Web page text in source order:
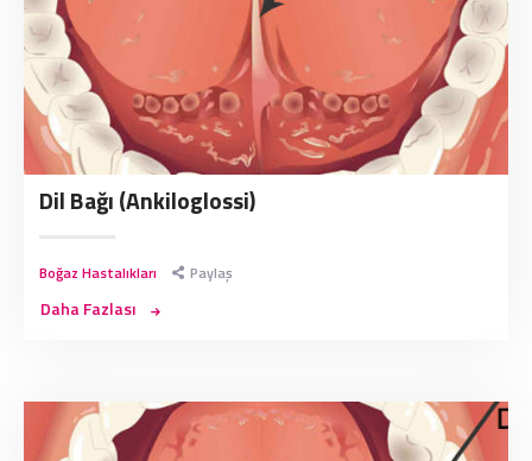
Dil Bağı (Ankiloglossi)
Boğaz Hastalıkları Paylaş
Daha Fazlası